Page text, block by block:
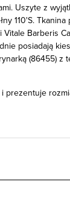
Uszyte z
110'S.
Vitale Barberis
posiadają
(86455) z
prezentuje